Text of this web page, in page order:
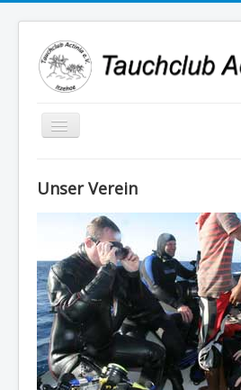
Navigation
an/aus
Unser Verein